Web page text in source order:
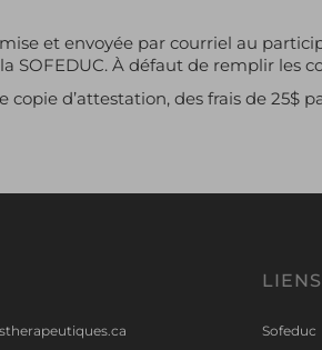
et envoyée par courriel au
SOFEDUC. À défaut de remplir
d’attestation, des frais de 25$
LIENS
Sofeduc